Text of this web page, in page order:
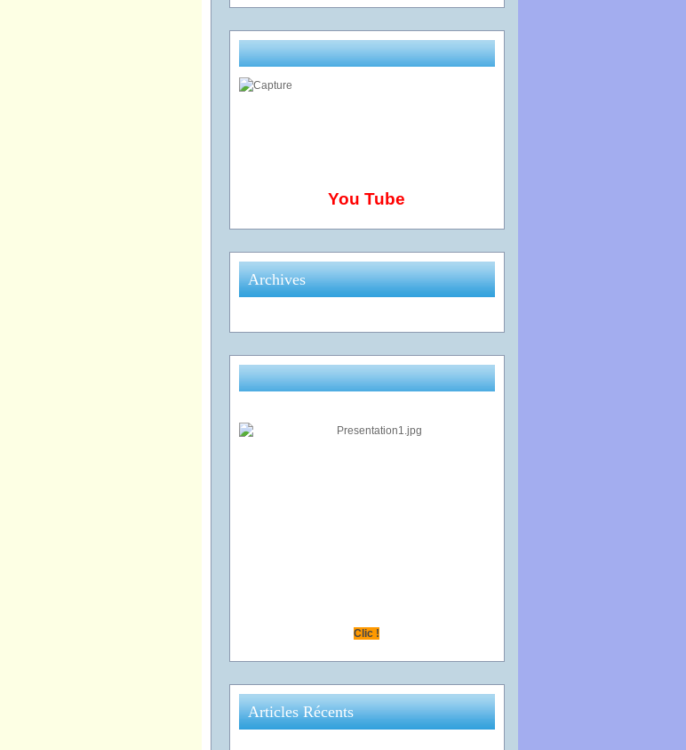
You Tube
Archives
Clic !
Articles Récents